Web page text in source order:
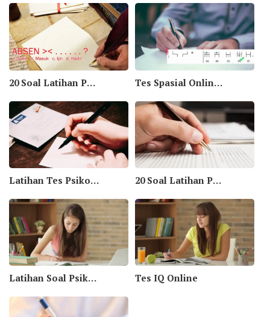
20 Soal Latihan Psikotes Lawan Kata (Antonim) Part I Tes Spasial Online, Tes Kemampuan Spasial
Latihan Tes Psikotes Kubus 20 Soal Latihan Psikotes Antonim Sinonim Bag III
Latihan Soal Psikotes Aritmatika Tes IQ Online